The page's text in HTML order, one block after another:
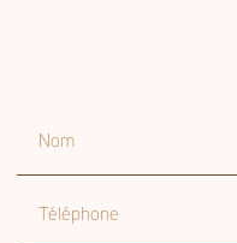
Nom
Téléphone